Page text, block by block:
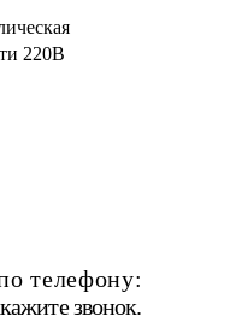
220В
телефону:
звонок.